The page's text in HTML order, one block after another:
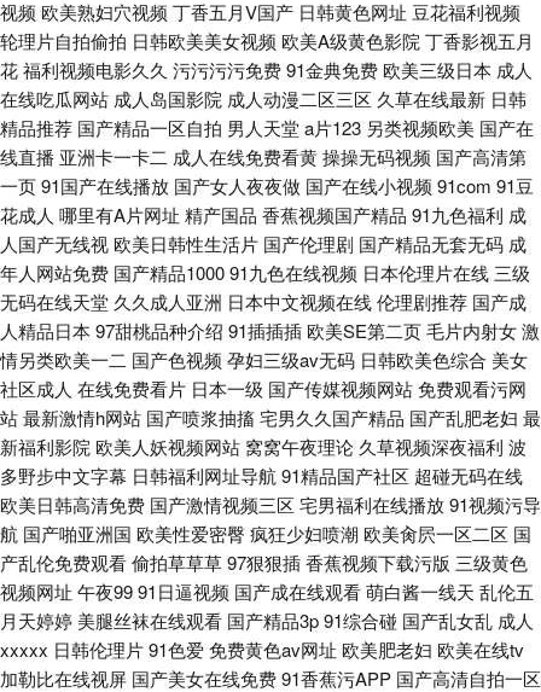
视频 欧美熟妇穴视频 丁香五月V国产 日韩黄色网址 豆花福利视频
轮理片自拍偷拍 日韩欧美美女视频 欧美A级黄色影院 丁香影视五月
花福利视频电影久久 污污污污免费91金典免费 欧美三级日本 成人
在线吃瓜网站 成人岛国影院 成人动漫二区三区 久草在线最新 日韩
精品推荐 国产精品一区自拍 男人天堂a片123 另类视频欧美 国产在
线直播 亚洲卡一卡二 成人在线免费看黄操操无码视频 国产高清第
一页91国产在线播放 国产女人夜夜做 国产在线小视频 91com 91豆
花成人 哪里有A片网址 精产国品 香蕉视频国产精品 91九色福利 成
人国产无线视 欧美日韩性生活片 国产伦理剧 国产精品无套无码 成
年人网站免费 国产精品100091九色在线视频 日本伦理片在线 三级
无码在线天堂 久久成人亚洲 日本中文视频在线伦理剧推荐 国产成
人精品日本 97甜桃品种介绍 91插插插 欧美SE第二页毛片内射女激
情另类欧美一二 国产色视频 孕妇三级av无码 日韩欧美色综合 美女
社区成人 在线免费看片 日本一级 国产传媒视频网站免费观看污网
站最新激情h网站 国产喷浆抽搐宅男久久国产精品 国产乱肥老妇 最
新福利影院 欧美人妖视频网站 窝窝午夜理论 久草视频深夜福利 波
多野步中文字幕 日韩福利网址导航 91精品国产社区 超碰无码在线
欧美日韩高清免费 国产激情视频三区 宅男福利在线播放91视频污导
航 国产啪亚洲国 欧美性爱密臀疯狂少妇喷潮 欧美肏屄一区二区 国
产乱伦免费观看偷拍草草草97狠狠插香蕉视频下载污版 三级黄色
视频网址 午夜9991日逼视频 国产成在线观看萌白酱一线天 乱伦五
月天婷婷 美腿丝袜在线观看 国产精品3p91综合碰 国产乱女乱 成人
xxxxx 日韩伦理片91色爱免费黄色av网址 欧美肥老妇 欧美在线tv
加勒比在线视屏 国产美女在线免费91香蕉污APP 国产高清自拍一区